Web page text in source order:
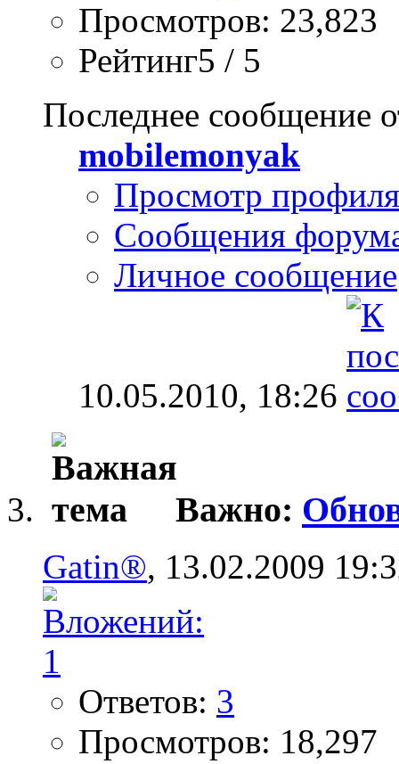
Просмотров: 23,823
Рейтинг5 / 5
Последнее сообщение
mobilemonyak
Просмотр профиля
Сообщения
Личное сообщение
10.05.2010, 18:26
Важно:
Gatin®, 13.02.2009
Ответов: 3
Просмотров: 18,297